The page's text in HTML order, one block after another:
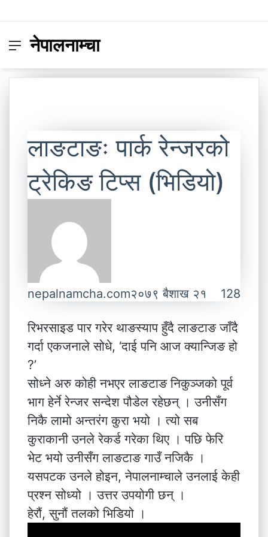
Menu
नेपालनाम्चा
लाङटाङः पार्क रेन्जरको
ट्रेकिङ टिप्स (भिडियो)
nepalnamcha.com२०७९ बैशाख २१ 128
रिभरसाइड पार गरेर थाङस्याप हुँदै लाङटाङ जाँदै
गर्दा एकजनाले सोधे, ‘दाई पनि आज क्यान्जिङ हो
?’
सोध्ने अरु कोही नभएर लाङटाङ निकुञ्जको पूर्व
भाग हेर्ने रेन्जर सन्देश पौडेल रहेछन् । उनीसँग
निकै लामो अन्तरंग कुरा भयो । त्यो सब
कुराकानी उनले रेकर्ड गरेका थिए । पछि फेरि
भेट भयो उनीसँग लाङटाङ गाउँ नजिकै ।
यसपटक उनले होइन, नेपालनाम्चाले उनलाई केही
प्रश्न सोध्यो । उत्तर उपयोगी छन् ।
हेरौं, सुनौं तलको भिडियो ।